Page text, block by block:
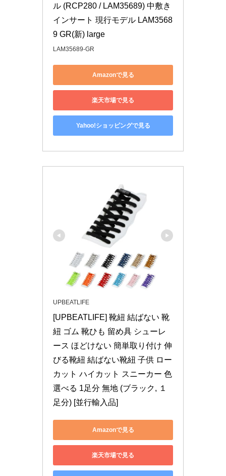
ル (RCP280 / LAM35689) 中敷き
インサート 現行モデル LAM3568
9 GR(新) large
LAM35689-GR
Amazonで見る
楽天市場で見る
Yahoo!ショッピングで見る
UPBEATLIFE
[UPBEATLIFE] 靴紐 結ばない 靴
紐 ゴム 靴ひも 留め具 シューレ
ース ほどけない 簡単取り付け 伸
びる靴紐 結ばない靴紐 子供 ロー
カット ハイカット スニーカー 色
選べる 1足分 無地 (ブラック, １
足分) [並行輸入品]
Amazonで見る
楽天市場で見る